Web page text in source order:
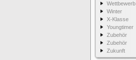
Wettbewerb
Winter
X-Klasse
Youngtimer
Zubehör
Zubehör
Zukunft